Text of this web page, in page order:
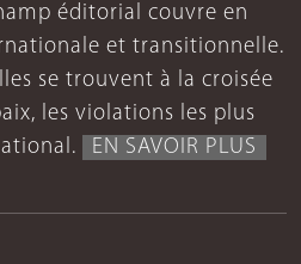
éditorial couvre en
et transitionnelle.
se trouvent à la croisée
les violations les plus
EN SAVOIR PLUS